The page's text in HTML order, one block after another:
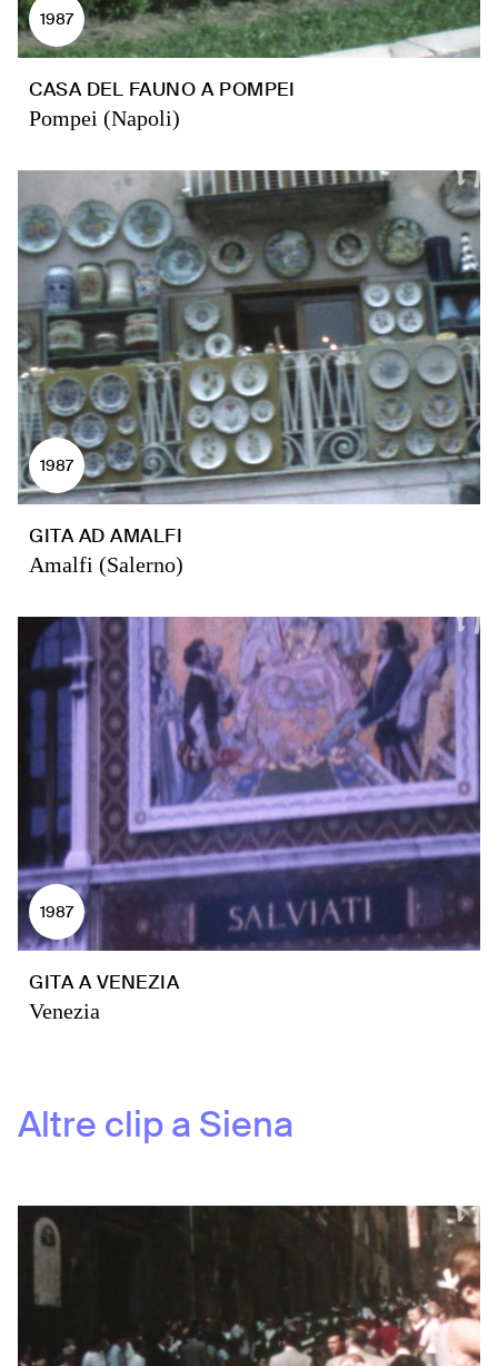
1987
CASA DEL FAUNO A POMPEI
Pompei (Napoli)
1987
GITA AD AMALFI
Amalfi (Salerno)
1987
GITA A VENEZIA
Venezia
Altre clip a Siena